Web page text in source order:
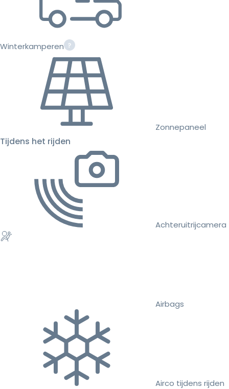
Winterkamperen
Zonnepaneel
Tijdens het rijden
Achteruitrijcamera
Airbags
Airco tijdens rijden